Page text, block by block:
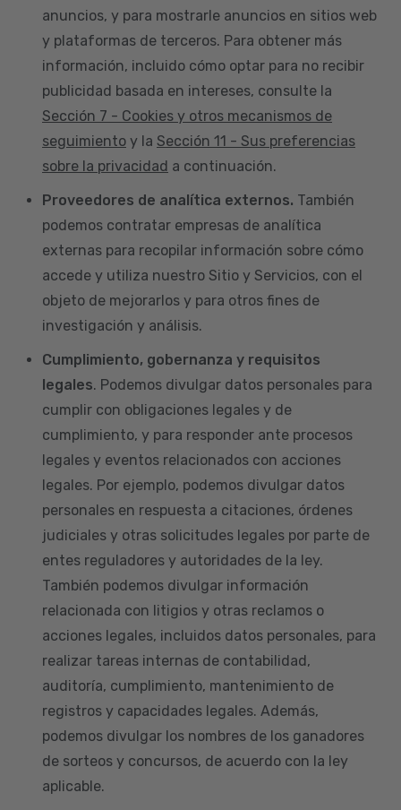
anuncios, y para mostrarle anuncios en sitios web
y plataformas de terceros. Para obtener más
información, incluido cómo optar para no recibir
publicidad basada en intereses, consulte la
Sección 7 - Cookies y otros mecanismos de
seguimiento y la Sección 11 - Sus preferencias
sobre la privacidad a continuación.
Proveedores de analítica externos. También
podemos contratar empresas de analítica
externas para recopilar información sobre cómo
accede y utiliza nuestro Sitio y Servicios, con el
objeto de mejorarlos y para otros fines de
investigación y análisis.
Cumplimiento, gobernanza y requisitos
legales. Podemos divulgar datos personales para
cumplir con obligaciones legales y de
cumplimiento, y para responder ante procesos
legales y eventos relacionados con acciones
legales. Por ejemplo, podemos divulgar datos
personales en respuesta a citaciones, órdenes
judiciales y otras solicitudes legales por parte de
entes reguladores y autoridades de la ley.
También podemos divulgar información
relacionada con litigios y otras reclamos o
acciones legales, incluidos datos personales, para
realizar tareas internas de contabilidad,
auditoría, cumplimiento, mantenimiento de
registros y capacidades legales. Además,
podemos divulgar los nombres de los ganadores
de sorteos y concursos, de acuerdo con la ley
aplicable.